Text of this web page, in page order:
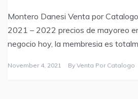
Montero Danesi Venta por
2021 – 2022 precios de mayoreo
negocio hoy, la membresia es
November 4, 2021 By Venta Por Catalogo